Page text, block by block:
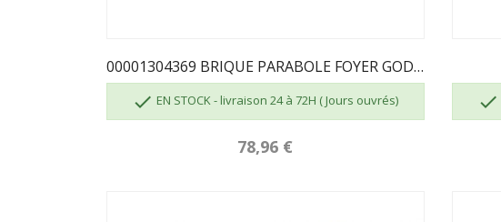
00001304369 BRIQUE PARABOLE FOYER GODIN
 EN STOCK - livraison 24 à 72H ( Jours ouvrés)
78,96 €
